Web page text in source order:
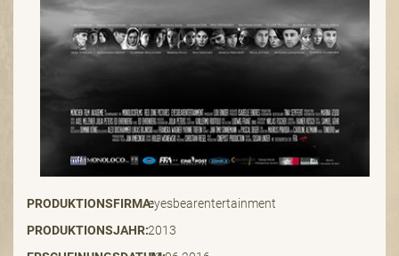
PRODUKTIONSFIRMA:eyesbearentertainment
PRODUKTIONSJAHR:2013